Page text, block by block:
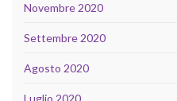
Novembre 2020
Settembre 2020
Agosto 2020
Luglio 2020